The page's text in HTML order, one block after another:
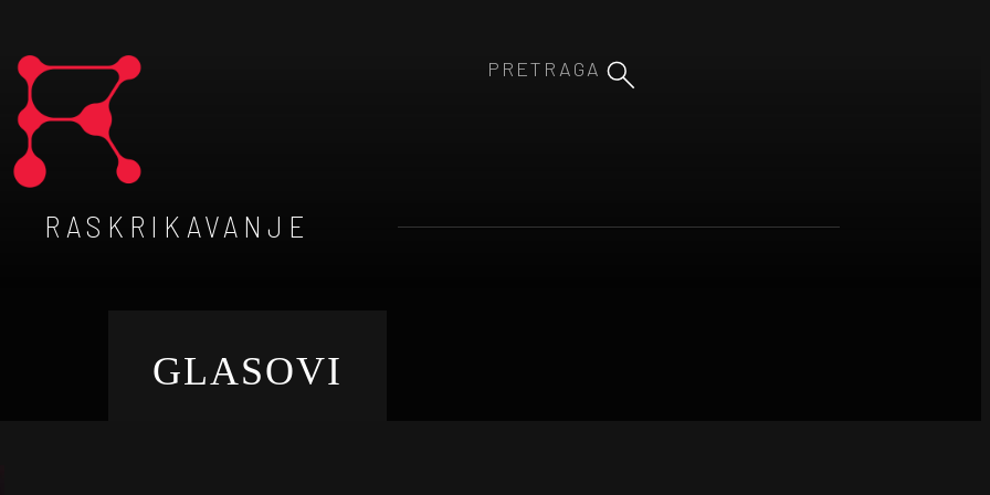
RASKRIKAVANJE
GLASOVI